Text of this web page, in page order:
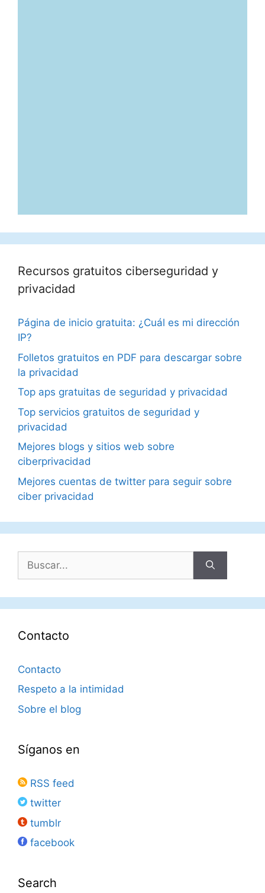
Recursos gratuitos ciberseguridad y
privacidad
Página de inicio gratuita: ¿Cuál es mi dirección
IP?
Folletos gratuitos en PDF para descargar sobre
la privacidad
Top aps gratuitas de seguridad y privacidad
Top servicios gratuitos de seguridad y
privacidad
Mejores blogs y sitios web sobre
ciberprivacidad
Mejores cuentas de twitter para seguir sobre
ciber privacidad
Contacto
Contacto
Respeto a la intimidad
Sobre el blog
Síganos en
RSS feed
twitter
tumblr
facebook
Search